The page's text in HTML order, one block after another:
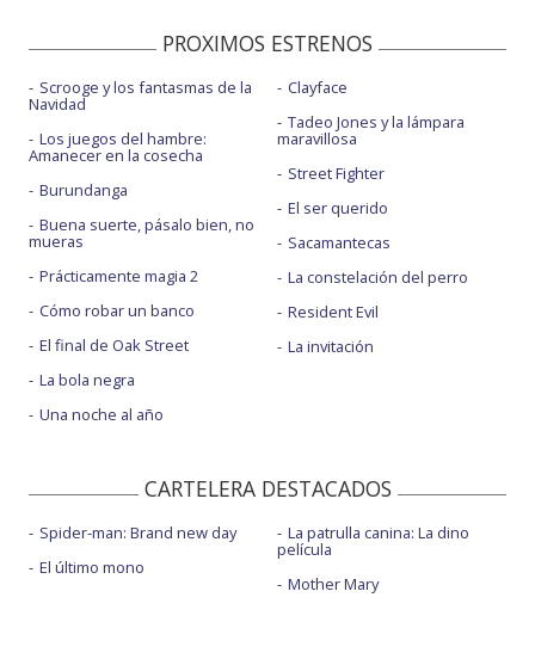
PROXIMOS ESTRENOS
Scrooge y los fantasmas de la
Navidad
Los juegos del hambre:
Amanecer en la cosecha
Burundanga
Buena suerte, pásalo bien, no
mueras
Prácticamente magia 2
Cómo robar un banco
El final de Oak Street
La bola negra
Una noche al año
Clayface
Tadeo Jones y la lámpara
maravillosa
Street Fighter
El ser querido
Sacamantecas
La constelación del perro
Resident Evil
La invitación
CARTELERA DESTACADOS
Spider-man: Brand new day
El último mono
La patrulla canina: La dino
película
Mother Mary